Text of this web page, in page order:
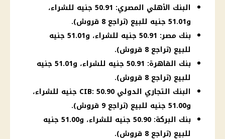
البنك الأهلي المصري: 50.91 جنيه للشراء،
و51.01 جنيه للبيع (تراجع 8 قروش).
بنك مصر: 50.91 جنيه للشراء، و51.01 جنيه
للبيع (تراجع 8 قروش).
بنك القاهرة: 50.91 جنيه للشراء، و51.01 جنيه
للبيع (تراجع 8 قروش).
البنك التجاري الدولي CIB: 50.90 جنيه للشراء،
و51.00 جنيه للبيع (تراجع 9 قروش).
بنك البركة: 50.90 جنيه للشراء، و51.00 جنيه
للبيع (تراجع 8 قروش).